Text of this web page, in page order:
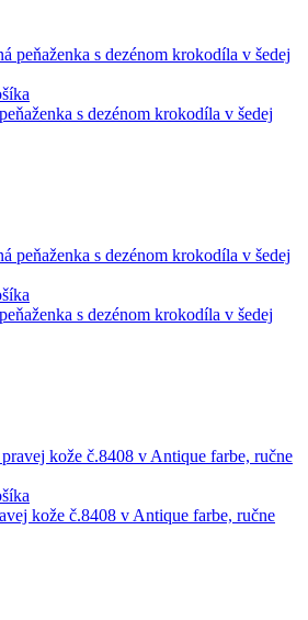
s dezénom krokodíla v šedej
s dezénom krokodíla v šedej
kože č.8408 v Antique farbe, ručne